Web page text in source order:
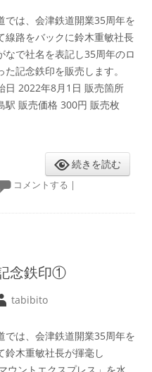
では、会津鉄道開業35周年を
線路をバックに鈴木重敏社長
なで社名を表記し35周年のロ
た記念鉄印を販売します。
日 2022年8月1日 販売箇所
駅 販売価格 300円 販売枚
続きを読む
コメントする |
念鉄印①
tabibito
では、会津鉄道開業35周年を
鈴木重敏社長が揮毫し